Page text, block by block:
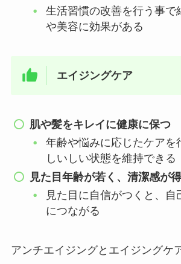
生活習慣の改善を行う事で
や美容に効果がある
エイジングケア
肌や髪をキレイに健康に保つ
年齢や悩みに応じたケアを
しいしい状態を維持できる
見た目年齢が若く、清潔感が
見た目に自信がつくと、自
につながる
アンチエイジングとエイジングケ